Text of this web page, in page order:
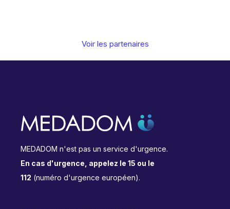
Voir les partenaires
MEDADOM n'est pas un service d'urgence.
En cas d'urgence, appelez le 15 ou le
112 (numéro d'urgence européen).